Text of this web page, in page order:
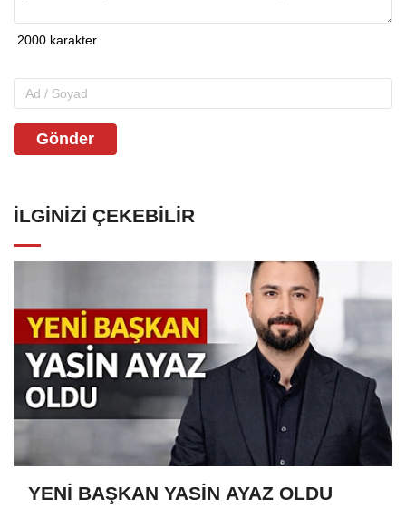
Gönder
İLGINIZI ÇEKEBILIR
YENİ BAŞKAN YASİN AYAZ OLDU